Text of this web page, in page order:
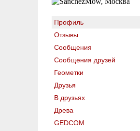
Профиль
Отзывы
Сообщения
Сообщения друзей
Геометки
Друзья
В друзьях
Древа
GEDCOM